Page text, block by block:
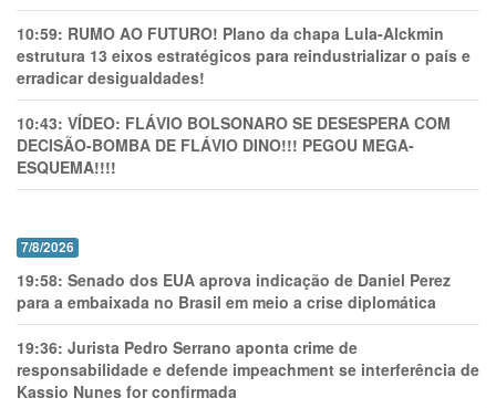
10:59: RUMO AO FUTURO! Plano da chapa Lula-Alckmin
estrutura 13 eixos estratégicos para reindustrializar o país e
erradicar desigualdades!
10:43: VÍDEO: FLÁVIO BOLSONARO SE DESESPERA COM
DECISÃO-BOMBA DE FLÁVIO DINO!!! PEGOU MEGA-
ESQUEMA!!!!
7/8/2026
19:58: Senado dos EUA aprova indicação de Daniel Perez
para a embaixada no Brasil em meio a crise diplomática
19:36: Jurista Pedro Serrano aponta crime de
responsabilidade e defende impeachment se interferência de
Kassio Nunes for confirmada